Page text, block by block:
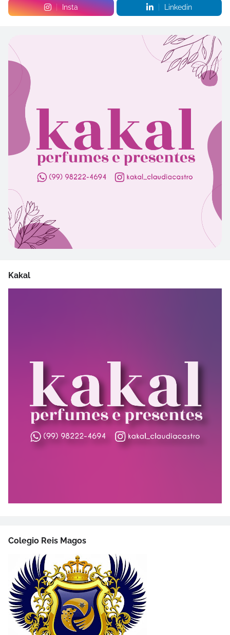
Insta Linkedin
Kakal
Colegio Reis Magos